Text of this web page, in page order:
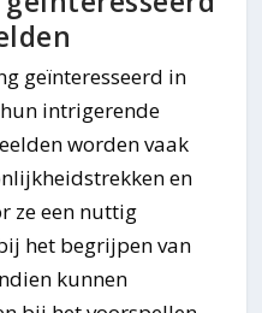
geïnteresseerd in
intrigerende
worden vaak
en
ze een nuttig
het begrijpen van
kunnen